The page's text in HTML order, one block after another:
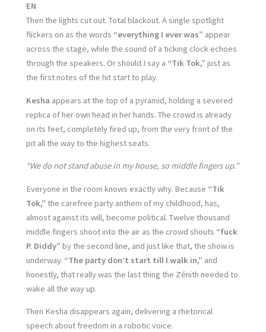
EN
Then the lights cut out. Total blackout. A single spotlight
flickers on as the words “everything I ever was” appear
across the stage, while the sound of a ticking clock echoes
through the speakers. Or should I say a “Tik Tok,” just as
the first notes of the hit start to play.
Kesha appears at the top of a pyramid, holding a severed
replica of her own head in her hands. The crowd is already
on its feet, completely fired up, from the very front of the
pit all the way to the highest seats.
“We do not stand abuse in my house, so middle fingers up.”
Everyone in the room knows exactly why. Because “Tik
Tok,” the carefree party anthem of my childhood, has,
almost against its will, become political. Twelve thousand
middle fingers shoot into the air as the crowd shouts “fuck
P. Diddy” by the second line, and just like that, the show is
underway. “The party don’t start till I walk in,” and
honestly, that really was the last thing the Zénith needed to
wake all the way up.
Then Kesha disappears again, delivering a rhetorical
speech about freedom in a robotic voice.